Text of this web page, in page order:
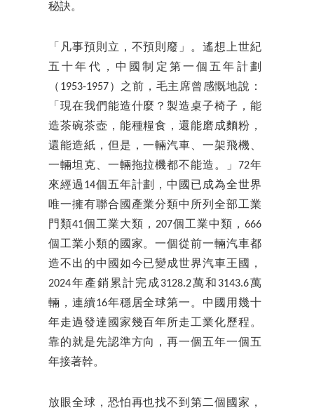
秘訣。
「凡事預則立，不預則廢」。遙想上世紀
五十年代，中國制定第一個五年計劃
（1953-1957）之前，毛主席曾感慨地說：
「現在我們能造什麼？製造桌子椅子，能
造茶碗茶壺，能種糧食，還能磨成麵粉，
還能造紙，但是，一輛汽車、一架飛機、
一輛坦克、一輛拖拉機都不能造。」72年
來經過14個五年計劃，中國已成為全世界
唯一擁有聯合國產業分類中所列全部工業
門類41個工業大類，207個工業中類，666
個工業小類的國家。一個從前一輛汽車都
造不出的中國如今已變成世界汽車王國，
2024年產銷累計完成3128.2萬和3143.6萬
輛，連續16年穩居全球第一。中國用幾十
年走過發達國家幾百年所走工業化歷程。
靠的就是先認準方向，再一個五年一個五
年接著幹。
放眼全球，恐怕再也找不到第二個國家，